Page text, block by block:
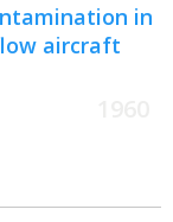
in
aircraft